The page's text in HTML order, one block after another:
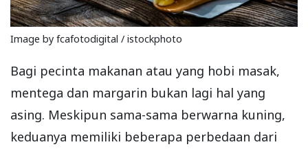
Image by fcafotodigital / istockphoto
Bagi pecinta makanan atau yang hobi masak,
mentega dan margarin bukan lagi hal yang
asing. Meskipun sama-sama berwarna kuning,
keduanya memiliki beberapa perbedaan dari